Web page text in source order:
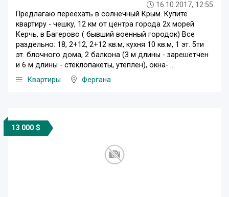
16.10.2017, 12:55
Предлагаю переехать в солнечный Крым. Купите
квартиру - чешку, 12 км от центра города 2х морей
Керчь, в Багерово ( бывший военный городок) Все
раздельно: 18, 2+12, 2+12 кв.м, кухня 10 кв.м, 1 эт. 5ти
эт. блочного дома, 2 балкона (3 м длины - зарешетчен
и 6 м длины - стеклопакеты, утеплен), окна- ...
Квартиры
Фергана
13 000 $